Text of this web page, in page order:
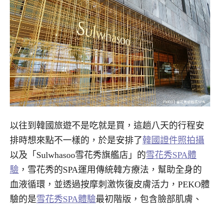
以往到韓國旅遊不是吃就是買，這趟八天的行程安
排時想來點不一樣的，於是安排了韓國證件照拍攝
以及「Sulwhasoo雪花秀旗艦店」的雪花秀SPA體
驗 ，雪花秀的SPA運用傳統韓方療法，幫助全身的
血液循環，並透過按摩刺激恢復皮膚活力，PEKO體
驗的是雪花秀SPA體驗最初階版，包含臉部肌膚、